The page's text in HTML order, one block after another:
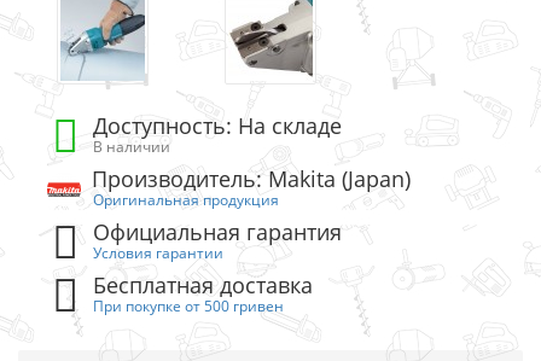
Доступность: На складе
В наличии
Производитель: Makita (Japan)
Оригинальная продукция
Официальная гарантия
Условия гарантии
Бесплатная доставка
При покупке от 500 гривен